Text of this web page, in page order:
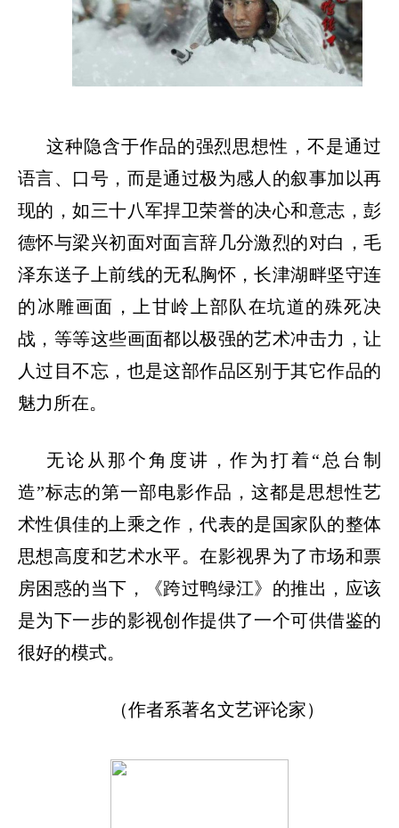
这种隐含于作品的强烈思想性，不是通过
语言、口号，而是通过极为感人的叙事加以再
现的，如三十八军捍卫荣誉的决心和意志，彭
德怀与梁兴初面对面言辞几分激烈的对白，毛
泽东送子上前线的无私胸怀，长津湖畔坚守连
的冰雕画面，上甘岭上部队在坑道的殊死决
战，等等这些画面都以极强的艺术冲击力，让
人过目不忘，也是这部作品区别于其它作品的
魅力所在。
无论从那个角度讲，作为打着“总台制
造”标志的第一部电影作品，这都是思想性艺
术性俱佳的上乘之作，代表的是国家队的整体
思想高度和艺术水平。在影视界为了市场和票
房困惑的当下，《跨过鸭绿江》的推出，应该
是为下一步的影视创作提供了一个可供借鉴的
很好的模式。
（作者系著名文艺评论家）